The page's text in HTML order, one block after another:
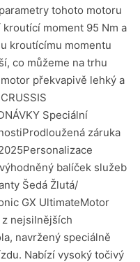
tohoto motoru
moment 95 Nm a
kroutícímu momentu
co můžeme na trhu
překvapivě lehký a
Speciální
záruka
balíček služeb
Šedá Žlutá/
GX UltimateMotor
z nejsilnějších
navržený speciálně
Nabízí vysoký točivý